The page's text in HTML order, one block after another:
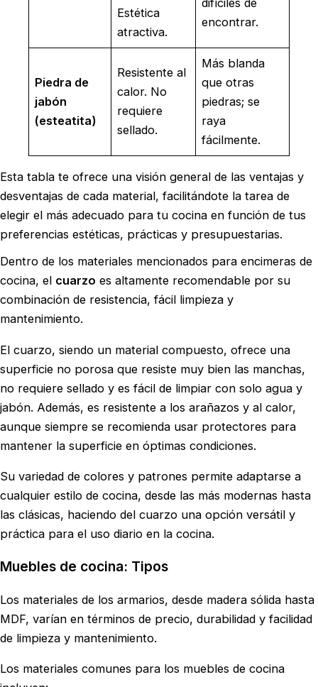
Estética
atractiva.
difíciles de
encontrar.
Piedra de
jabón
(esteatita)
Resistente al
calor. No
requiere
sellado.
Más blanda
que otras
piedras; se
raya
fácilmente.
Esta tabla te ofrece una visión general de las ventajas y
desventajas de cada material, facilitándote la tarea de
elegir el más adecuado para tu cocina en función de tus
preferencias estéticas, prácticas y presupuestarias.
Dentro de los materiales mencionados para encimeras de
cocina, el cuarzo es altamente recomendable por su
combinación de resistencia, fácil limpieza y
mantenimiento.
El cuarzo, siendo un material compuesto, ofrece una
superficie no porosa que resiste muy bien las manchas,
no requiere sellado y es fácil de limpiar con solo agua y
jabón. Además, es resistente a los arañazos y al calor,
aunque siempre se recomienda usar protectores para
mantener la superficie en óptimas condiciones.
Su variedad de colores y patrones permite adaptarse a
cualquier estilo de cocina, desde las más modernas hasta
las clásicas, haciendo del cuarzo una opción versátil y
práctica para el uso diario en la cocina.
Muebles de cocina: Tipos
Los materiales de los armarios, desde madera sólida hasta
MDF, varían en términos de precio, durabilidad y facilidad
de limpieza y mantenimiento.
Los materiales comunes para los muebles de cocina